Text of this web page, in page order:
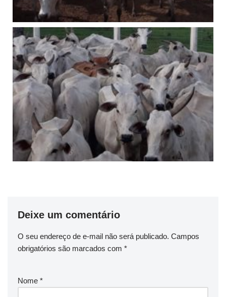
Deixe um comentário
O seu endereço de e-mail não será publicado. Campos
obrigatórios são marcados com *
Nome *